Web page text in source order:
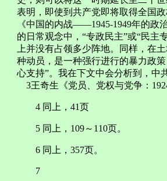
表明，即使到共产党即将取得全国
《中国的内战——1945-1949年的政
的日常观念中，“专政民主”或“民主
上并没有占领多少阵地。同样，在
种动员，是一种强行进行的暴力政
心支持”。我在下文中会分析到，
3王奇生《党员、党权与党争：
4 同上，41页
5 同上，109～110页。
6 同上，357页。
7